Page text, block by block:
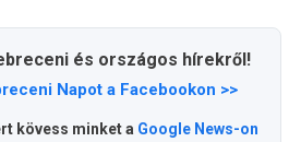
és országos hírekről!
Napot a Facebookon >>
kövess minket a Google News-on